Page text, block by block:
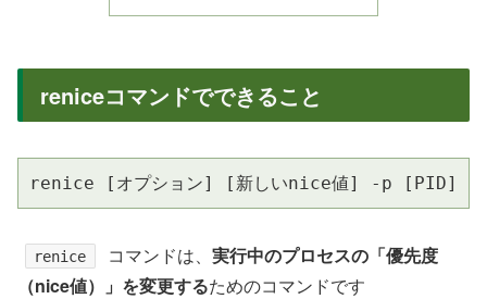
reniceコマンドでできること
renice [オプション] [新しいnice値] -p [PID]
renice コマンドは、 実行中のプロセスの「優先度
（nice値）」を変更するためのコマンドです